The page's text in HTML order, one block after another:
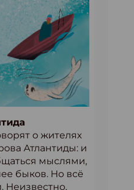
о жителях
Атлантиды: и
мыслями,
быков. Но всё
Неизвестно,